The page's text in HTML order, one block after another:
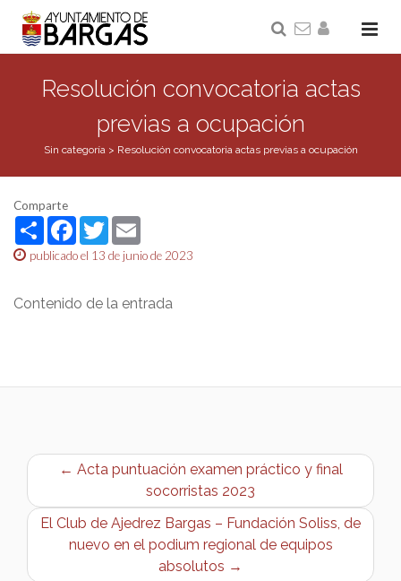
Resolución convocatoria actas
previas a ocupación
Sin categoría> Resolución convocatoria actas previas a ocupación
Comparte
ShareFacebook
Twitter
publicado el 13 de junio de 2023
Contenido de la entrada
← Acta puntuación examen práctico y final
socorristas 2023
El Club de Ajedrez Bargas – Fundación Soliss, de
nuevo en el podium regional de equipos
absolutos →